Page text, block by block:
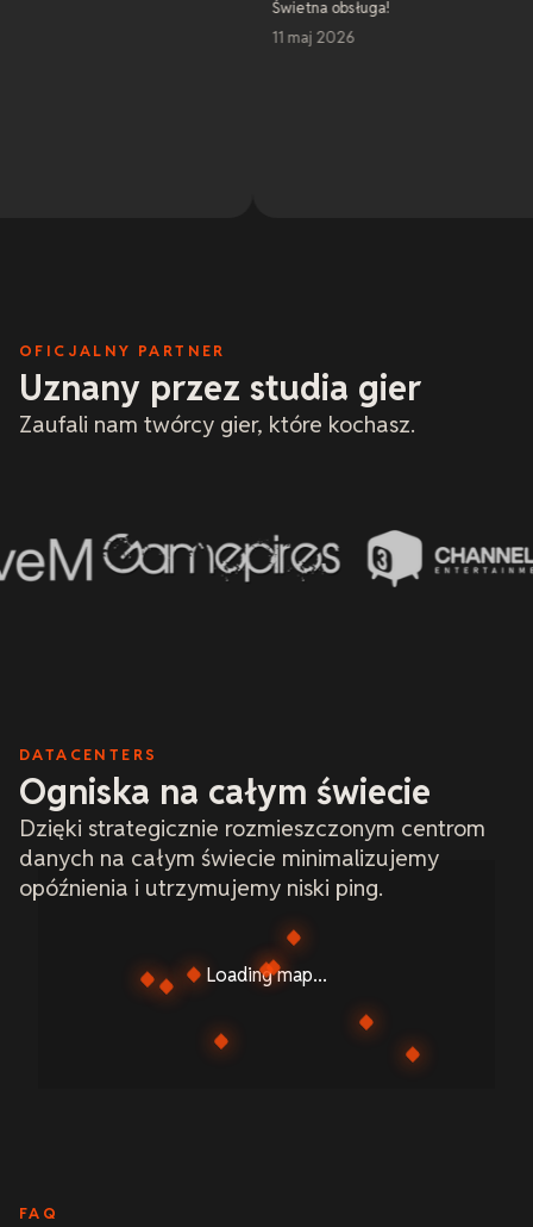
Świetna obsługa!
OFICJALNY PARTNER
Uznany przez studia gier
Zaufali nam twórcy gier, które kochasz.
DATACENTERS
Ogniska na całym świecie
Dzięki strategicznie rozmieszczonym centrom
danych na całym świecie minimalizujemy
opóźnienia i utrzymujemy niski ping.
Loading map...
FAQ